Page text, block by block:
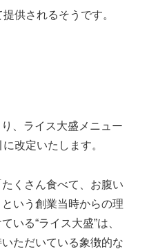
供されるそうです。
、ライス大盛メニュー
改定いたします。
くさん食べて、お腹い
いう創業当時からの理
いる“ライス大盛”は、
ただいている象徴的な